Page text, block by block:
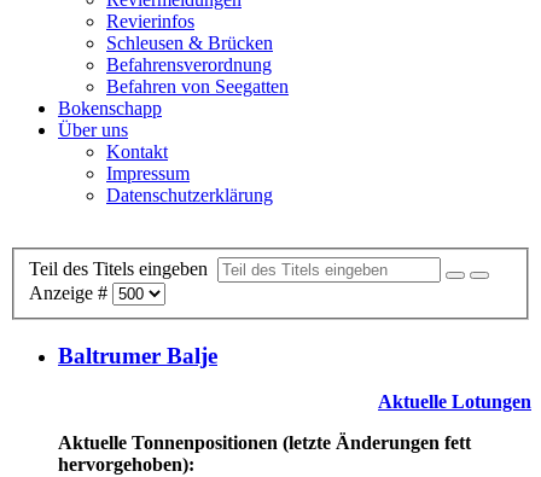
Revierinfos
Schleusen & Brücken
Befahrensverordnung
Befahren von Seegatten
Bokenschapp
Über uns
Kontakt
Impressum
Datenschutzerklärung
Teil des Titels eingeben
Anzeige #
Baltrumer Balje
Aktuelle Lotungen
Aktuelle Tonnenpositionen (letzte Änderungen fett
hervorgehoben):